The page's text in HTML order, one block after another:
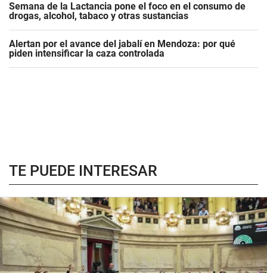
Semana de la Lactancia pone el foco en el consumo de
drogas, alcohol, tabaco y otras sustancias
Alertan por el avance del jabalí en Mendoza: por qué
piden intensificar la caza controlada
TE PUEDE INTERESAR